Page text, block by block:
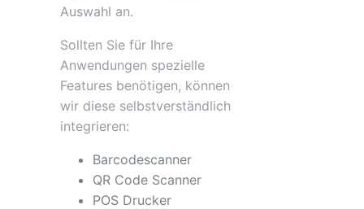
Auswahl an.
Sollten Sie für Ihre
Anwendungen spezielle
Features benötigen, können
wir diese selbstverständlich
integrieren:
Barcodescanner
QR Code Scanner
POS Drucker